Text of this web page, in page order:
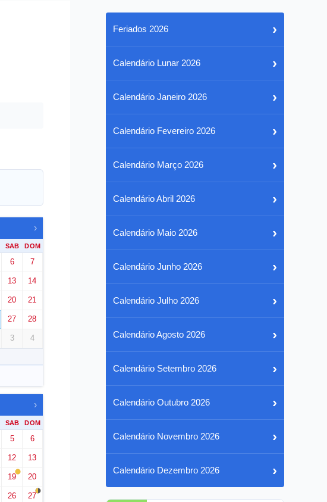
›
SAB DOM
6 7
13 14
20 21
27 28
3 4
›
SAB DOM
5 6
12 13
19 20
26 27
Feriados 2026 ›
Calendário Lunar 2026 ›
Calendário Janeiro 2026 ›
Calendário Fevereiro 2026 ›
Calendário Março 2026 ›
Calendário Abril 2026 ›
Calendário Maio 2026 ›
Calendário Junho 2026 ›
Calendário Julho 2026 ›
Calendário Agosto 2026 ›
Calendário Setembro 2026 ›
Calendário Outubro 2026 ›
Calendário Novembro 2026 ›
Calendário Dezembro 2026 ›